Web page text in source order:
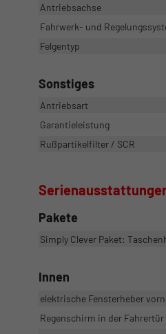
Antriebsachse
Fahrwerk- und
Felgentyp
Sonstiges
Antriebsart
Garantieleistung
Rußpartikelfilter / SCR
Pakete
Simply Clever Paket:
Innen
elektrische Fensterheber
Regenschirm in der Fahrertür